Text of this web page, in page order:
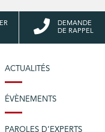
DEMANDE
DE RAPPEL
ACTUALITÉS
ÉVÈNEMENTS
PAROLES D’EXPERTS